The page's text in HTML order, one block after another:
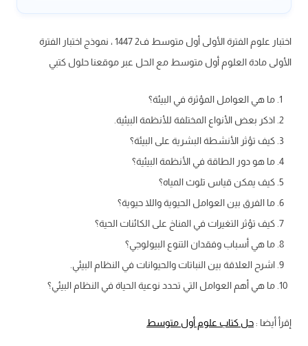
اختبار علوم الفترة الأولى أول متوسط ف2 1447 ، نموذج اختبار الفترة
الأولى مادة العلوم أول متوسط مع الحل عبر موقعنا حلول كتبي
ما هي العوامل المؤثرة في البيئة؟
اذكر بعض الأنواع المختلفة للأنظمة البيئية.
كيف تؤثر الأنشطة البشرية على البيئة؟
ما هو دور الطاقة في الأنظمة البيئية؟
كيف يمكن قياس تلوث المياه؟
ما الفرق بين العوامل الحيوية واللا حيوية؟
كيف تؤثر التغيرات في المناخ على الكائنات الحية؟
ما هي أسباب وفقدان التنوع البيولوجي؟
اشرح العلاقة بين النباتات والحيوانات في النظام البيئي.
ما هي أهم العوامل التي تحدد نوعية الحياة في النظام البيئي؟
إقرأ أيضا :حل كتاب علوم أول متوسط